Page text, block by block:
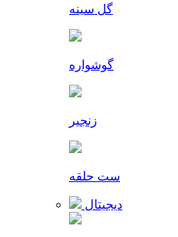
گل سینه
گوشواره
زنجیر
ست حلقه
دیجیتال